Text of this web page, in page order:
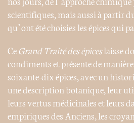
scientifiques, mais aussi à partir
qu’ont été choisies les épices qui
CeGrand Traité des épiceslaisse
condiments et présente de
soixante-dix épices, avec un
une description botanique, leur
leurs vertus médicinales et leurs
empiriques des Anciens, les